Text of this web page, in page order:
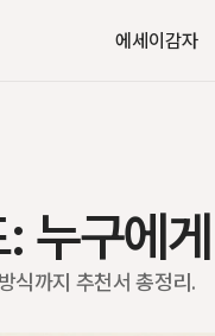
에세이감자
누구에
식까지 추천서 총정리.